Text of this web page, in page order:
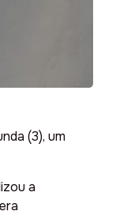
(3), um
a